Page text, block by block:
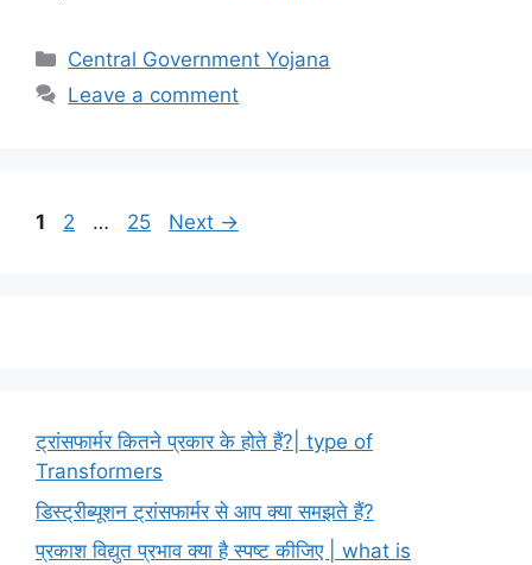
Categories
Central Government Yojana
Leave a comment
Page
1 Page
2 … Page
25 Next →
ट्रांसफार्मर कितने प्रकार के होते हैं?| type of
Transformers
डिस्ट्रीब्यूशन ट्रांसफार्मर से आप क्या समझते हैं?
प्रकाश विद्युत प्रभाव क्या है स्पष्ट कीजिए | what is